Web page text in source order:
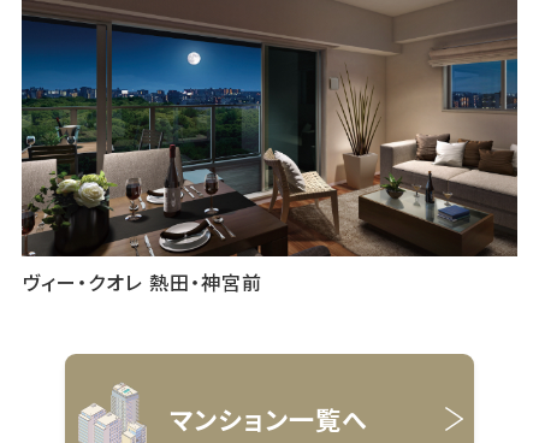
ヴィー・クオレ 熱田・神宮前
マンション一覧へ